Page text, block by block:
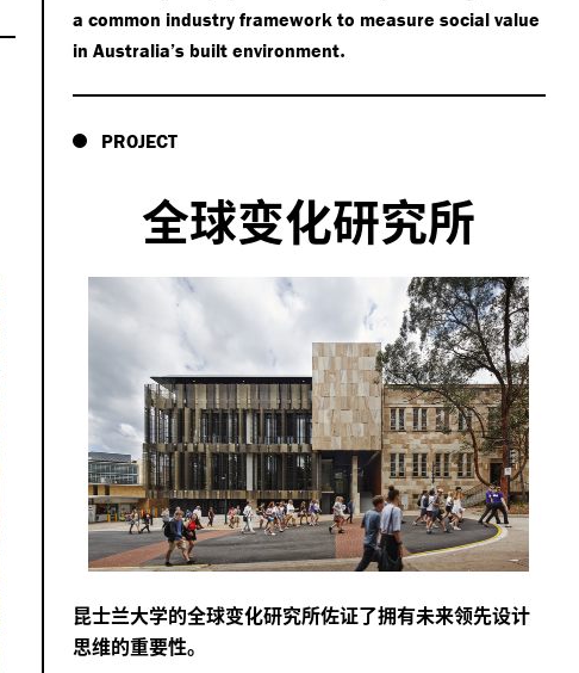
a common industry framework to measure social value
in Australia’s built environment.
PROJECT
全球变化研究所
昆士兰大学的全球变化研究所佐证了拥有未来领先设计
思维的重要性。